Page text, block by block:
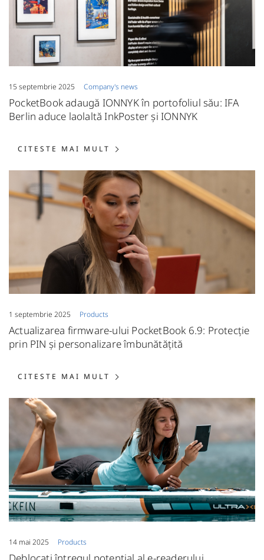
15 septembrie 2025 Сompany's news
PocketBook adaugă IONNYK în portofoliul său: IFA
Berlin aduce laolaltă InkPoster și IONNYK
CITESTE MAI MULT CITESTE MAI MULT:
1 septembrie 2025 Products
Actualizarea firmware-ului PocketBook 6.9: Protecție
prin PIN și personalizare îmbunătățită
CITESTE MAI MULT CITESTE MAI MULT:
14 mai 2025 Products